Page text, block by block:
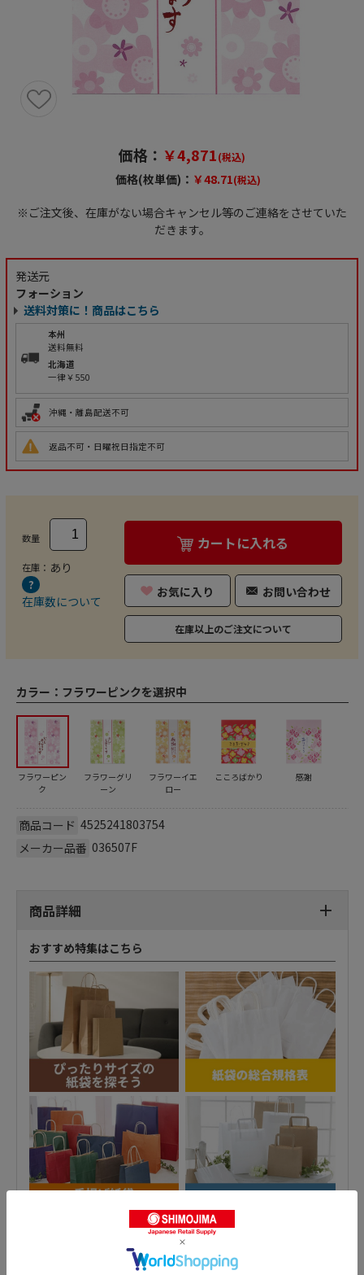
価格： ￥4,871(税込)
価格(枚単価)： ￥48.71(税込)
※ご注文後、在庫がない場合キャンセル等のご連絡をさせていた
だきます。
発送元
フォーション
送料対策に！商品はこちら
本州
送料無料
北海道
一律￥550
沖縄・離島配送不可
返品不可・日曜祝日指定不可
数量
在庫： あり
在庫数について
カートに入れる
お気に入り お問い合わせ
在庫以上のご注文について
カラー： フラワーピンクを選択中
フラワーピン
ク
フラワーグリ
ーン
フラワーイエ
ロー
こころばかり 感謝
商品コード 4525241803754
メーカー品番 036507F
商品詳細
おすすめ特集はこちら